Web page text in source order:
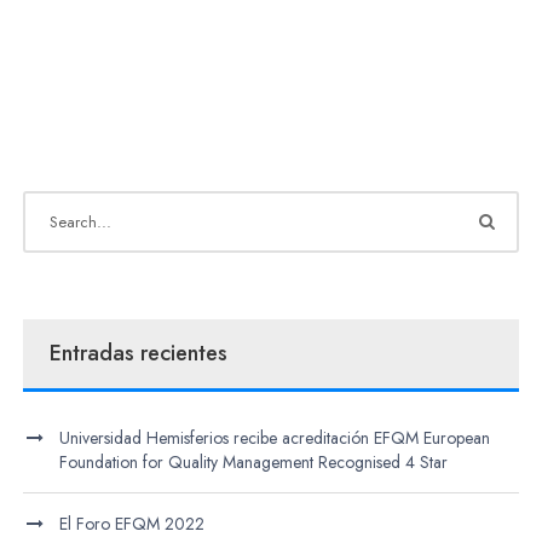
Entradas recientes
Universidad Hemisferios recibe acreditación EFQM European
Foundation for Quality Management Recognised 4 Star
El Foro EFQM 2022